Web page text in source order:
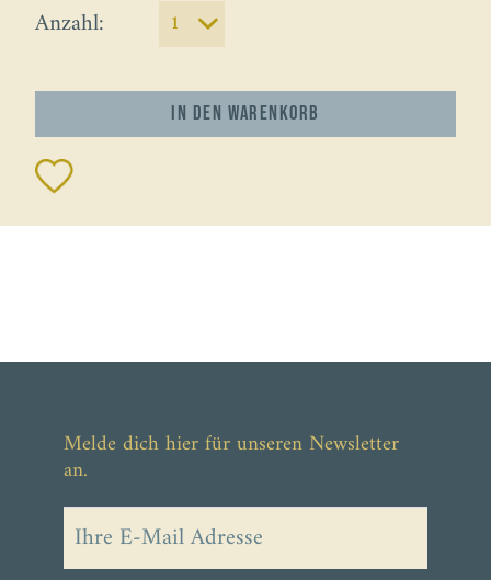
Anzahl:
In den Warenkorb
Melde dich hier für unseren Newsletter
an.